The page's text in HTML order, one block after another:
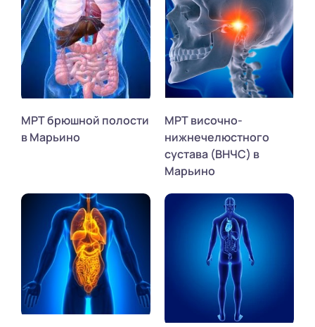
МРТ брюшной полости
в Марьино
МРТ височно-
нижнечелюстного
сустава (ВНЧС) в
Марьино